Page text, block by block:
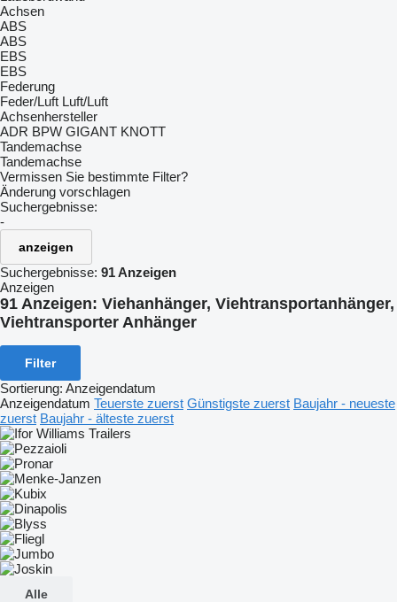
Achsen
ABS
ABS
EBS
EBS
Federung
Feder/Luft Luft/Luft
Achsenhersteller
ADR BPW GIGANT KNOTT
Tandemachse
Tandemachse
Vermissen Sie bestimmte Filter?
Änderung vorschlagen
Suchergebnisse:
-
anzeigen
Suchergebnisse: 91 Anzeigen
Anzeigen
91 Anzeigen: Viehanhänger, Viehtransportanhänger,
Viehtransporter Anhänger
Filter
Sortierung: Anzeigendatum
Anzeigendatum Teuerste zuerst Günstigste zuerst Baujahr - neueste
zuerst Baujahr - älteste zuerst
Alle